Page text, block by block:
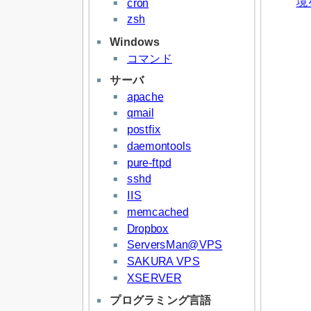
cron
zsh
Windows
コマンド
サーバ
apache
qmail
postfix
daemontools
pure-ftpd
sshd
IIS
memcached
Dropbox
ServersMan@VPS
SAKURA VPS
XSERVER
プログラミング言語